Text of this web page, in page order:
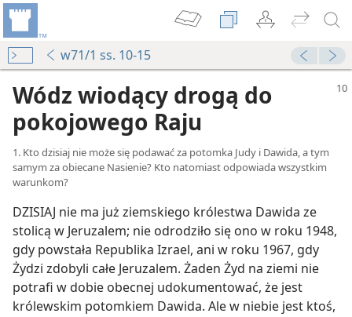
w71/1 ss. 10-15
Wódz wiodący drogą do
pokojowego Raju
1. Kto dzisiaj nie może się podawać za potomka Judy i Dawida, a tym
samym za obiecane Nasienie? Kto natomiast odpowiada wszystkim
warunkom?
DZISIAJ nie ma już ziemskiego królestwa Dawida ze
stolicą w Jeruzalem; nie odrodziło się ono w roku 1948,
gdy powstała Republika Izrael, ani w roku 1967, gdy
Żydzi zdobyli całe Jeruzalem. Żaden Żyd na ziemi nie
potrafi w dobie obecnej udokumentować, że jest
królewskim potomkiem Dawida. Ale w niebie jest ktoś,